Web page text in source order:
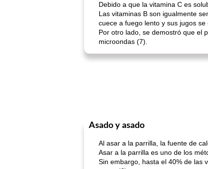
Debido a que la vitamina C es
Las vitaminas B son igualmente
cuece a fuego lento y sus jugos se
Por otro lado, se demostró que el
microondas (7).
Asado y asado
Al asar a la parrilla, la fuente de
Asar a la parrilla es uno de los
Sin embargo, hasta el 40% de las